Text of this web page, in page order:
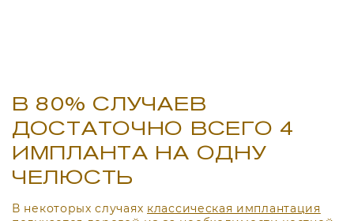
В 80% СЛУЧАЕВ
ДОСТАТОЧНО ВСЕГО 4
ИМПЛАНТА НА ОДНУ
ЧЕЛЮСТЬ
В некоторых случаях классическая имплантация